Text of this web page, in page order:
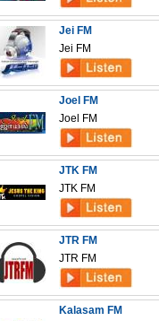
Jei FM
Jei FM
Joel FM
Joel FM
JTK FM
JTK FM
JTR FM
JTR FM
Kalasam FM